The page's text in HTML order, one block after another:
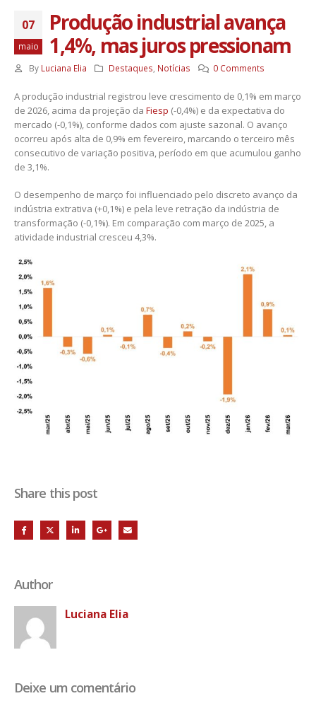
07
maio
Produção industrial avança
1,4%, mas juros pressionam
By Luciana Elia Destaques, Notícias 0 Comments
A produção industrial registrou leve crescimento de 0,1% em março
de 2026, acima da projeção da Fiesp (-0,4%) e da expectativa do
mercado (-0,1%), conforme dados com ajuste sazonal. O avanço
ocorreu após alta de 0,9% em fevereiro, marcando o terceiro mês
consecutivo de variação positiva, período em que acumulou ganho
de 3,1%.
O desempenho de março foi influenciado pelo discreto avanço da
indústria extrativa (+0,1%) e pela leve retração da indústria de
transformação (-0,1%). Em comparação com março de 2025, a
atividade industrial cresceu 4,3%.
Share this post
Author
Luciana Elia
Deixe um comentário